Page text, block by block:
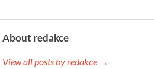
About redakce
View all posts by redakce →